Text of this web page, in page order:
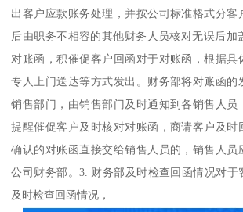
出客户应款账务处理，并按公司标准格式分客
后由职务不相容的其他财务人员核对无误后加
对账函，积催促客户回函对于对账函，根据具
专人上门送达等方式发出。财务部将对账函的
销售部门，由销售部门及时通知到各销售人员
提醒催促客户及时核对对账函，商请客户及时
确认的对账函直接交给销售人员的，销售人员
公司财务部。3. 财务部及时检查回函情况对于
及时检查回函情况，